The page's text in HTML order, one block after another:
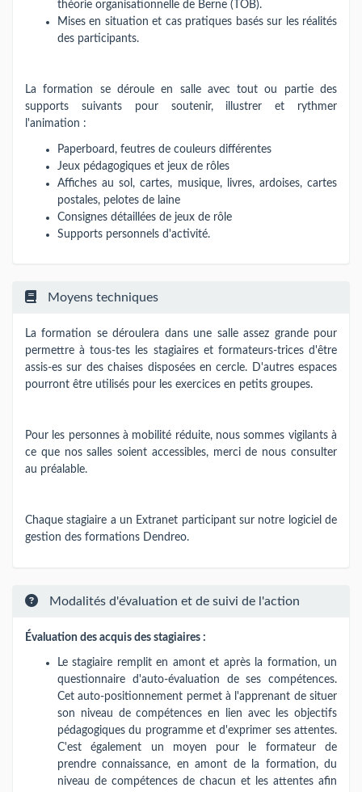
théorie organisationnelle de Berne (TOB).
Mises en situation et cas pratiques basés sur les réalités
des participants.
La formation se déroule en salle avec tout ou partie des
supports suivants pour soutenir, illustrer et rythmer
l'animation :
Paperboard, feutres de couleurs différentes
Jeux pédagogiques et jeux de rôles
Affiches au sol, cartes, musique, livres, ardoises, cartes
postales, pelotes de laine
Consignes détaillées de jeux de rôle
Supports personnels d'activité.
Moyens techniques
La formation se déroulera dans une salle assez grande pour
permettre à tous-tes les stagiaires et formateurs-trices d'être
assis-es sur des chaises disposées en cercle. D'autres espaces
pourront être utilisés pour les exercices en petits groupes.
Pour les personnes à mobilité réduite, nous sommes vigilants à
ce que nos salles soient accessibles, merci de nous consulter
au préalable.
Chaque stagiaire a un Extranet participant sur notre logiciel de
gestion des formations Dendreo.
Modalités d'évaluation et de suivi de l'action
Évaluation des acquis des stagiaires :
Le stagiaire remplit en amont et après la formation, un
questionnaire d'auto-évaluation de ses compétences.
Cet auto-positionnement permet à l'apprenant de situer
son niveau de compétences en lien avec les objectifs
pédagogiques du programme et d'exprimer ses attentes.
C'est également un moyen pour le formateur de
prendre connaissance, en amont de la formation, du
niveau de compétences de chacun et les attentes afin